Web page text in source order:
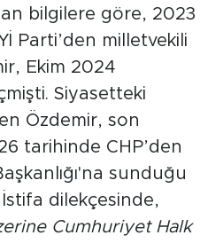
bilgilere göre, 2023
Parti’den milletvekili
Ekim 2024
Siyasetteki
Özdemir, son
tarihinde CHP’den
sunduğu
dilekçesinde,
Cumhuriyet Halk